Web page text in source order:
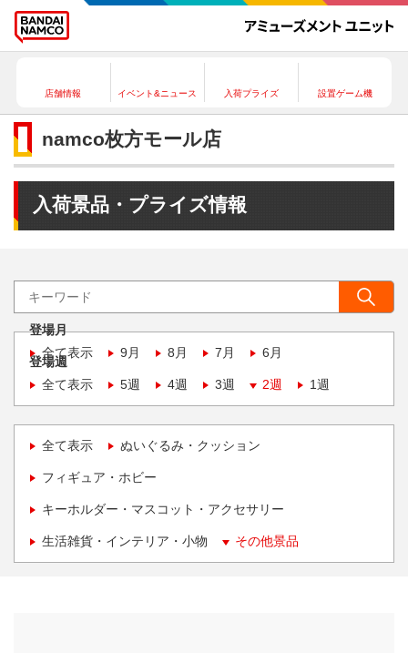
店舗情報 イベント&ニュース 入荷プライズ 設置ゲーム機
namco枚方モール店
入荷景品・プライズ情報
登場月
全て表示
9月 8月 7月 6月
登場週
全て表示
5週 4週 3週 2週 1週
全て表示 ぬいぐるみ・クッション
フィギュア・ホビー
キーホルダー・マスコット・アクセサリー
生活雑貨・インテリア・小物 その他景品